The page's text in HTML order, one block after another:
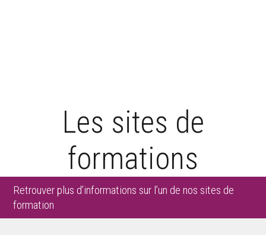
Les sites de
formations
Retrouver plus d’informations sur l’un de nos sites de
formation